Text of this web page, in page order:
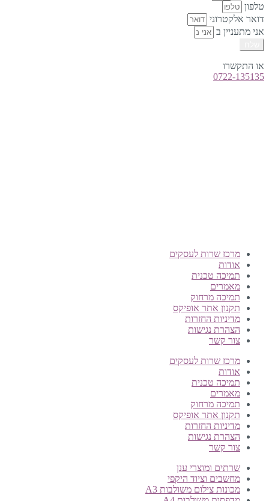
טלפון
דואר אלקטרוני
אני מתעניין ב
או התקשרו
0722-135135
מרכז שרות לעסקים
אודות
תמיכה טכנית
מאמרים
תמיכה מרחוק
תקנון אתר אופיקס
מדיניות החזרות
הצהרת נגישות
צור קשר
מרכז שרות לעסקים
אודות
תמיכה טכנית
מאמרים
תמיכה מרחוק
תקנון אתר אופיקס
מדיניות החזרות
הצהרת נגישות
צור קשר
שרתים ומוצרי ענן
מחשבים וציוד היקפי
מכונות צילום משולבות A3